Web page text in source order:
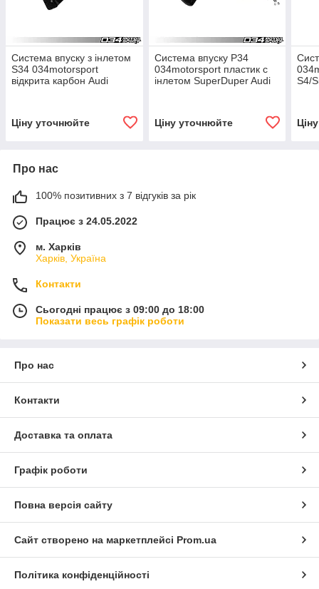
Система впуску з інлетом
S34 034motorsport
відкрита карбон Audi
Ціну уточнюйте
Система впуску P34
034motorsport пластик с
інлетом SuperDuper Audi
Ціну уточнюйте
S4/
Про нас
100% позитивних з 7 відгуків за рік
Працює з 24.05.2022
м. Харків
Харків, Україна
Контакти
Сьогодні працює з 09:00 до 18:00
Показати весь графік роботи
Про нас
Контакти
Доставка та оплата
Графік роботи
Повна версія сайту
Сайт створено на маркетплейсі Prom.ua
Політика конфіденційності